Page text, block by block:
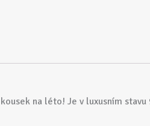
na léto! Je v luxusním